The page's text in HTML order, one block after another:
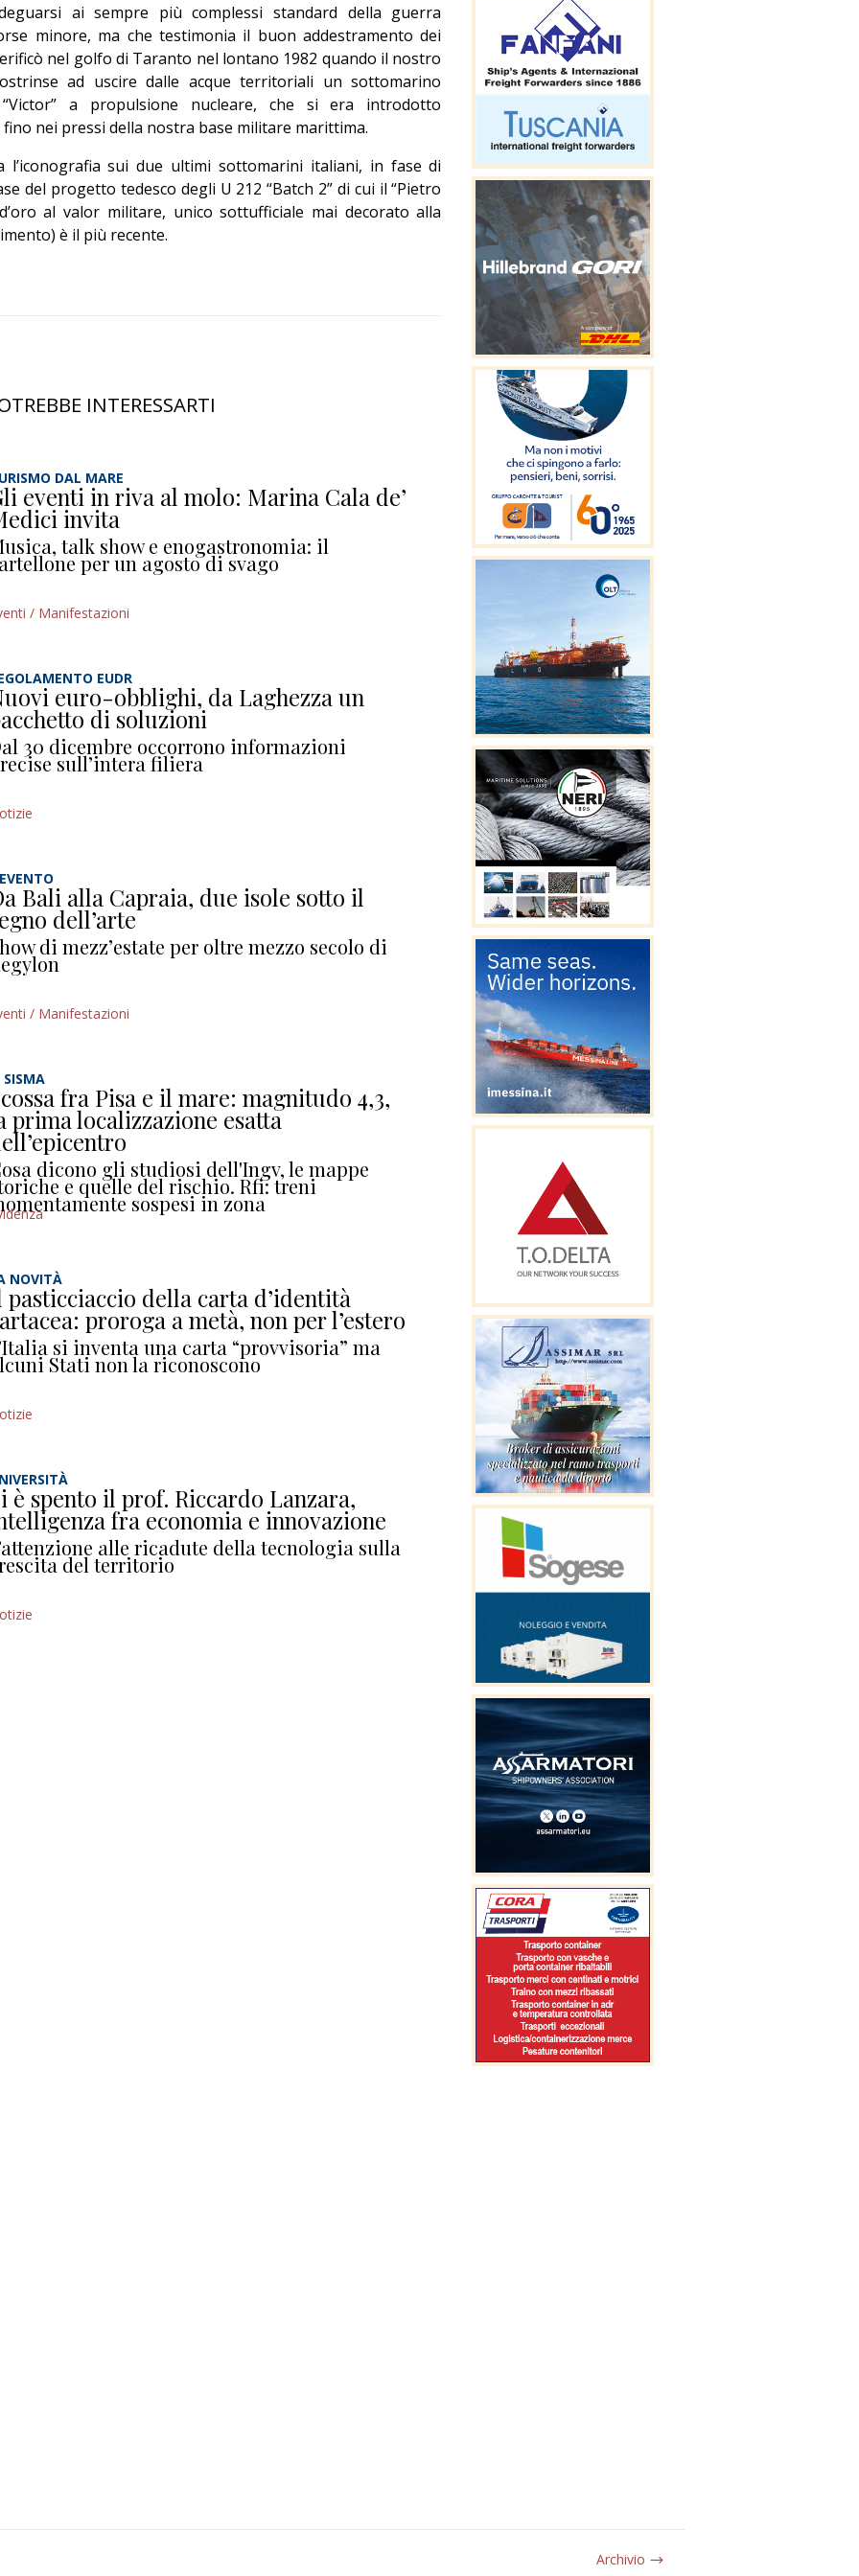
ai sempre più complessi standard della guerra
minore, ma che testimonia il buon addestramento dei
nel golfo di Taranto nel lontano 1982 quando il nostro
ad uscire dalle acque territoriali un sottomarino
a propulsione nucleare, che si era introdotto
nei pressi della nostra base militare marittima.
l’iconografia sui due ultimi sottomarini italiani, in fase di
del progetto tedesco degli U 212 “Batch 2” di cui il “Pietro
al valor militare, unico sottufficiale mai decorato alla
è il più recente.
INTERESSARTI
DAL MARE
eventi in riva al molo: Marina Cala de’
invita
talk show e enogastronomia: il
per un agosto di svago
/ Manifestazioni
EUDR
euro-obblighi, da Laghezza un
di soluzioni
30 dicembre occorrono informazioni
sull’intera filiera
Bali alla Capraia, due isole sotto il
dell’arte
di mezz’estate per oltre mezzo secolo di
/ Manifestazioni
SISMA
fra Pisa e il mare: magnitudo 4,3,
prima localizzazione esatta
dicono gli studiosi dell'Ingv, le mappe
e quelle del rischio. Rfi: treni
sospesi in zona
NOVITÀ
pasticciaccio della carta d’identità
proroga a metà, non per l’estero
si inventa una carta “provvisoria” ma
Stati non la riconoscono
è spento il prof. Riccardo Lanzara,
fra economia e innovazione
alle ricadute della tecnologia sulla
del territorio
Archivio